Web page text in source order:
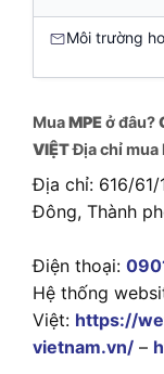
Môi trường
MuaMPEở đâu?
VIỆTĐịa chỉ mua
Địa chỉ: 616/
Đông, Thành
Điện thoại:
Hệ thống
Việt: https://
vietnam.vn/ –